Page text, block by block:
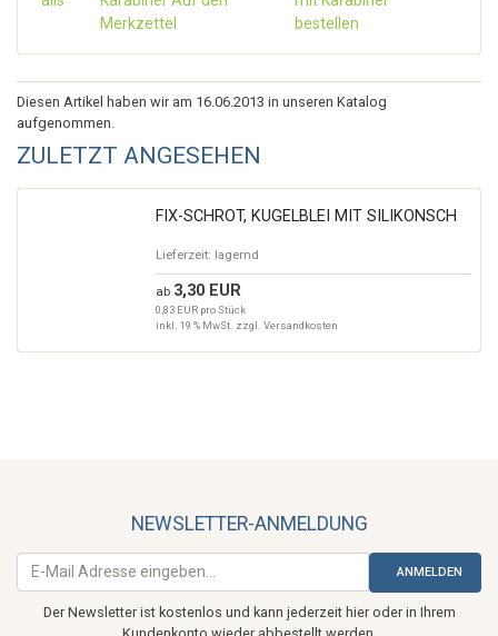
Diesen Artikel haben wir am 16.06.2013 in unseren Katalog
aufgenommen.
ZULETZT ANGESEHEN
FIX-SCHROT, KUGELBLEI MIT SILIKONSCH
Lieferzeit: lagernd
ab 3,30 EUR
0,83 EUR pro Stück
inkl. 19 % MwSt. zzgl. Versandkosten
NEWSLETTER-ANMELDUNG
ANMELDEN
Der Newsletter ist kostenlos und kann jederzeit hier oder in Ihrem